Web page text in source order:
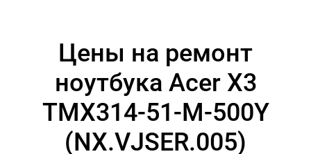
Цены на ремонт
ноутбука Acer X3
TMX314-51-M-500Y
(NX.VJSER.005)